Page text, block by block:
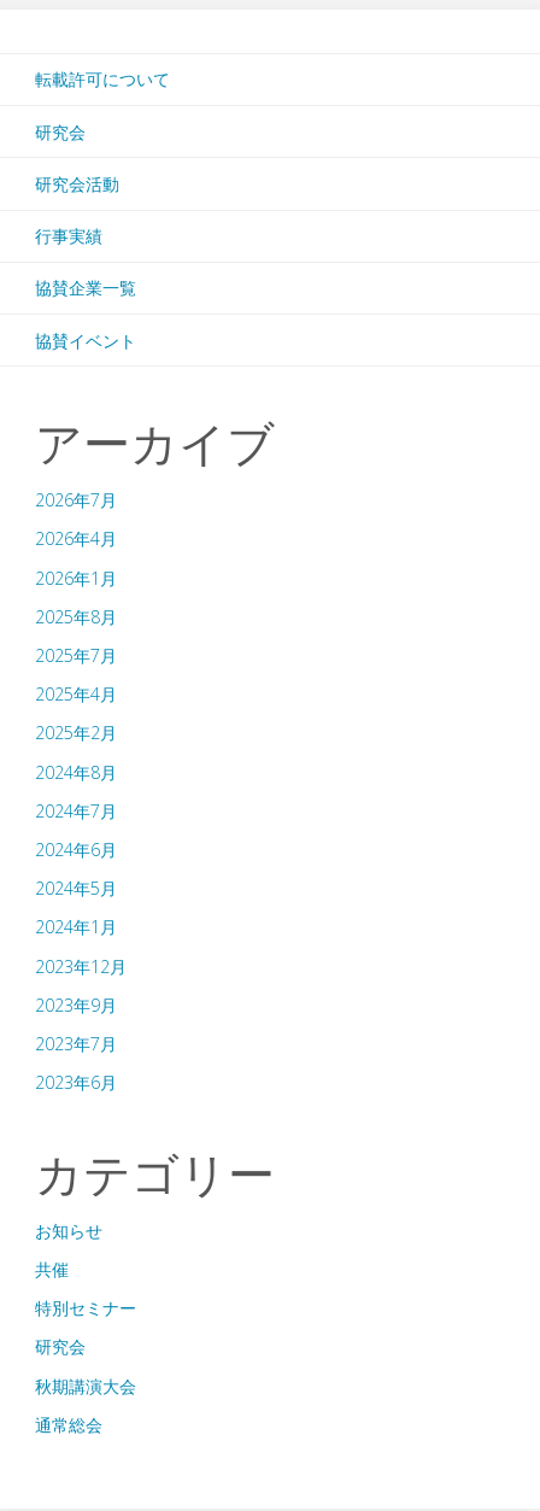
転載許可について
研究会
研究会活動
行事実績
協賛企業一覧
協賛イベント
アーカイブ
2026年7月
2026年4月
2026年1月
2025年8月
2025年7月
2025年4月
2025年2月
2024年8月
2024年7月
2024年6月
2024年5月
2024年1月
2023年12月
2023年9月
2023年7月
2023年6月
カテゴリー
お知らせ
共催
特別セミナー
研究会
秋期講演大会
通常総会